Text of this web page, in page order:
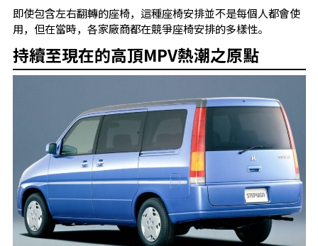
即使包含左右翻轉的座椅，這種座椅安排並不是每個人都會使
用，但在當時，各家廠商都在競爭座椅安排的多樣性。
持續至現在的高頂MPV熱潮之原點